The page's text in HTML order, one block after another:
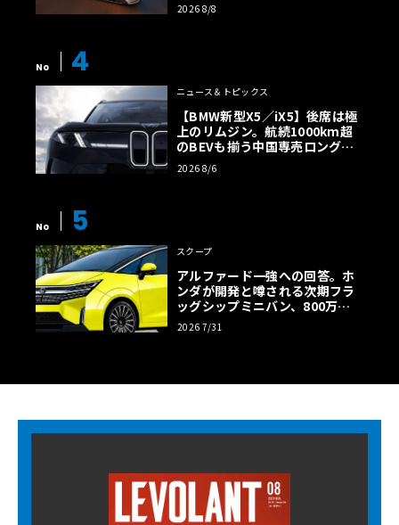
2026 8/8
No 4
ニュース＆トピックス
【BMW新型X5／iX5】後席は極
上のリムジン。航続1000km超
のBEVも揃う中国専売ロング仕
様の全貌
2026 8/6
No 5
スクープ
アルファード一強への回答。ホ
ンダが開発と噂される次期フラ
ッグシップミニバン、800万円
超の勝算【予想CG】
2026 7/31